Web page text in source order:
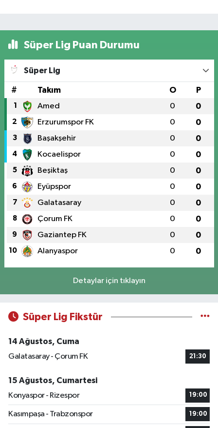
Süper Lig Puan Durumu
Süper Lig
# Takım O P
1 Amed 0 0
2 Erzurumspor FK 0 0
3 Başakşehir 0 0
4 Kocaelispor 0 0
5 Beşiktaş 0 0
6 Eyüpspor 0 0
7 Galatasaray 0 0
8 Çorum FK 0 0
9 Gaziantep FK 0 0
10 Alanyaspor 0 0
Detaylar için tıklayın
Süper Lig Fikstür
14 Ağustos, Cuma
Galatasaray - Çorum FK
21:30
15 Ağustos, Cumartesi
Konyaspor - Rizespor
19:00
Kasımpaşa - Trabzonspor 19:00